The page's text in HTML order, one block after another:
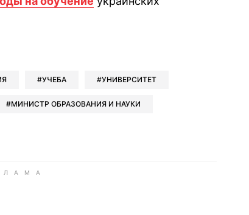
в LinkedIn
УЧЕБА УНИВЕРСИТЕТ
МИНИСТР ОБРАЗОВАНИЯ И НАУКИ
news